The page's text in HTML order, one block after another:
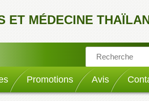
ET MÉDECINE
Promotions Avis